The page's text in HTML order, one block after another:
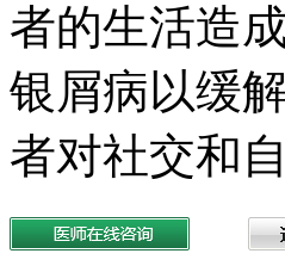
者的生活造
银屑病以缓
者对社交和